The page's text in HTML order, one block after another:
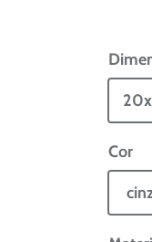
Cor